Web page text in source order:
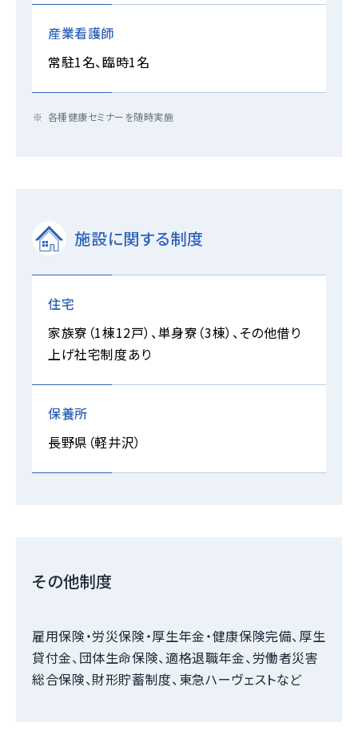
産業看護師
常駐1名、臨時1名
各種健康セミナーを随時実施
施設に関する制度
住宅
家族寮（1棟12戸）、単身寮（3棟）、その他借り
上げ社宅制度あり
保養所
長野県（軽井沢）
その他制度
雇用保険・労災保険・厚生年金・健康保険完備、厚生
貸付金、団体生命保険、適格退職年金、労働者災害
総合保険、財形貯蓄制度、東急ハーヴェストなど